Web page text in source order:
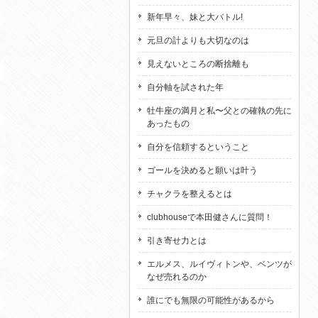
新年早々、妹と大バトル!
元旦の計よりも大切なのは
見えないところの断捨離も
自分軸を試された年
牡牛座の満月と私〜父との確執の先に
あったもの
自分を信頼するということ
ゴールを決めると願いは叶う
チャクラを整えるとは
clubhouseで本田健さんに質問！
引き寄せ力とは
エルメス、ルイヴィトンや、ベンツが
なぜ売れるのか
誰にでも無限の可能性があるから